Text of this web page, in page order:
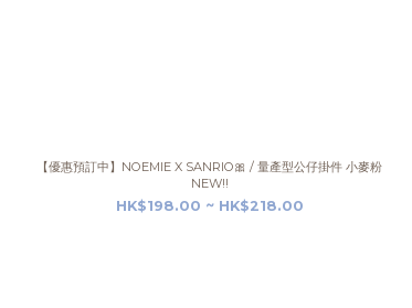
【優惠預訂中】NOEMIE X SANRIO🎀 / 量產型公仔掛件 小麥粉
NEW!!
HK$198.00 ~ HK$218.00